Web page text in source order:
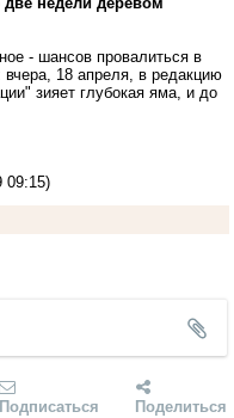
- шансов провалиться в
18 апреля, в редакцию
зияет глубокая яма, и до
09:15)
Подписаться Поделиться